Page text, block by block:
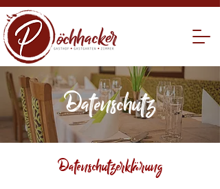
Datenschutz
Datenschutzerklärung